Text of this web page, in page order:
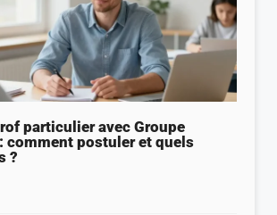
particulier avec Groupe
comment postuler et quels
?